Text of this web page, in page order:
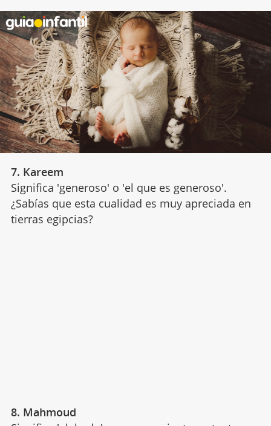
7. Kareem
Significa 'generoso' o 'el que es generoso'.
¿Sabías que esta cualidad es muy apreciada en
tierras egipcias?
8. Mahmoud